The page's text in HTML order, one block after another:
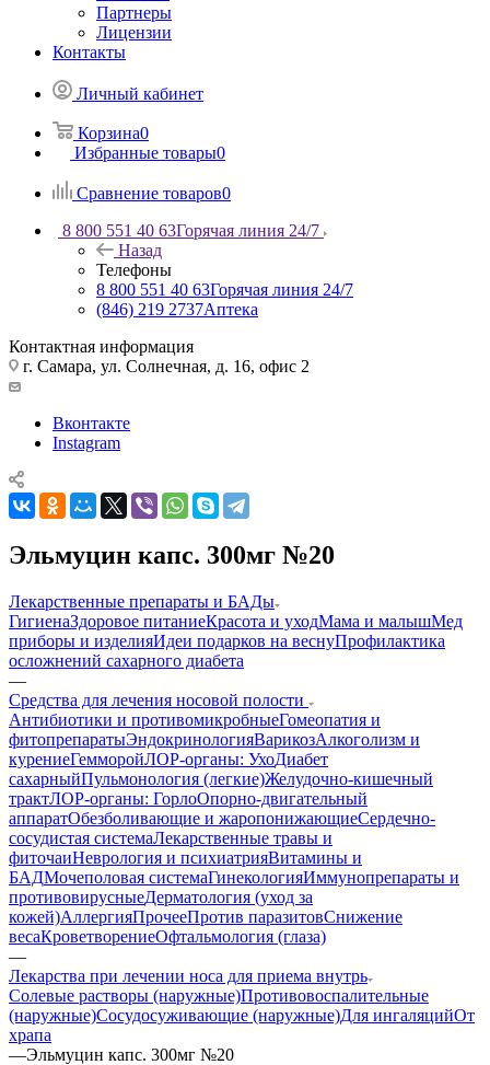
Партнеры
Лицензии
Контакты
Личный кабинет
Корзина0
Избранные товары0
Сравнение товаров0
8 800 551 40 63Горячая линия 24/7
Назад
Телефоны
8 800 551 40 63Горячая линия 24/7
(846) 219 2737Аптека
Контактная информация
г. Самара, ул. Солнечная, д. 16, офис 2
Вконтакте
Instagram
Эльмуцин капс. 300мг №20
Лекарственные препараты и БАДы
ГигиенаЗдоровое питаниеКрасота и уходМама и малышМед
приборы и изделияИдеи подарков на веснуПрофилактика
осложнений сахарного диабета
—
Средства для лечения носовой полости
Антибиотики и противомикробныеГомеопатия и
фитопрепаратыЭндокринологияВарикозАлкоголизм и
курениеГемморойЛОР-органы: УхоДиабет
сахарныйПульмонология (легкие)Желудочно-кишечный
трактЛОР-органы: ГорлоОпорно-двигательный
аппаратОбезболивающие и жаропонижающиеСердечно-
сосудистая системаЛекарственные травы и
фиточаиНеврология и психиатрияВитамины и
БАДМочеполовая системаГинекологияИммунопрепараты и
противовирусныеДерматология (уход за
кожей)АллергияПрочееПротив паразитовСнижение
весаКроветворениеОфтальмология (глаза)
—
Лекарства при лечении носа для приема внутрь
Солевые растворы (наружные)Противовоспалительные
(наружные)Сосудосуживающие (наружные)Для ингаляцийОт
храпа
—Эльмуцин капс. 300мг №20